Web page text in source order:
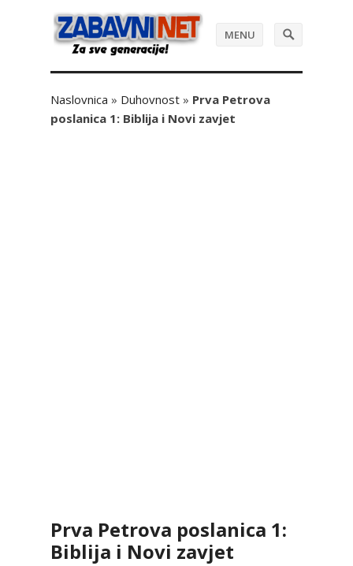
MENU
Naslovnica » Duhovnost » Prva Petrova
poslanica 1: Biblija i Novi zavjet
Prva Petrova poslanica 1:
Biblija i Novi zavjet